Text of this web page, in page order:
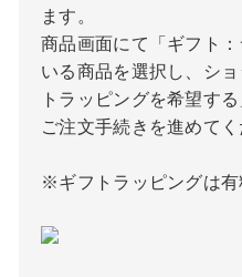
ます。
商品画面にて「ギフト
いる商品を選択し、シ
トラッピングを希望す
ご注文手続きを進めてく
※ギフトラッピングは有